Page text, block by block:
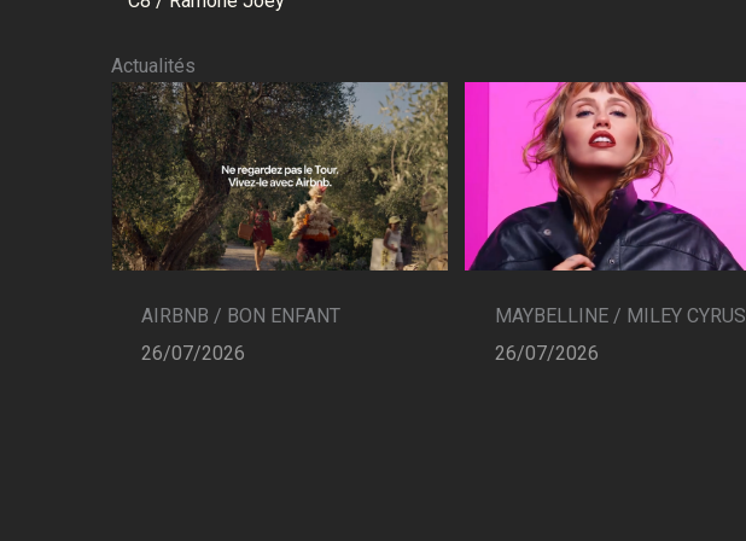
Actualités
AIRBNB / BON ENFANT
26/07/2026
MAYBELLINE / MILEY CYRUS
26/07/2026